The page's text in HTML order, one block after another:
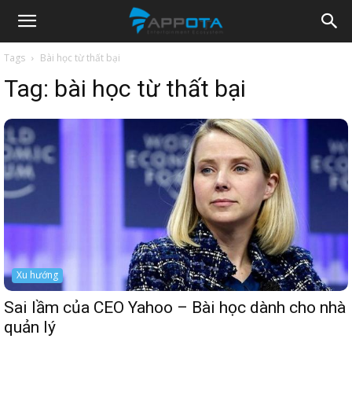
Appota
News
Tags Bài học từ thất bại
Tag: bài học từ thất bại
Xu hướng
Sai lầm của CEO Yahoo – Bài học dành cho nhà
quản lý